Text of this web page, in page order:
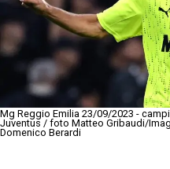
Mg Reggio Emilia 23/09/2023 -
Juventus / foto Matteo Gribaudi/
Domenico Berardi